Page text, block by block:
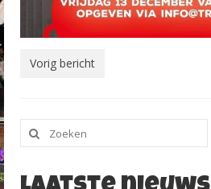
Vorig bericht
Zoeken
naar: